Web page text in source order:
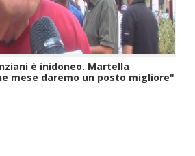
è inidoneo. Martella
mese daremo un posto migliore"